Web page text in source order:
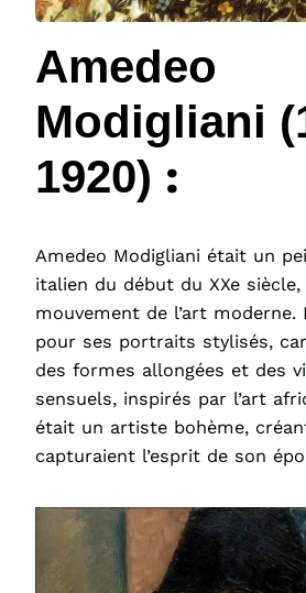
Amedeo
Modigliani
1920) :
Amedeo Modigliani était un
italien du début du XXe siècle,
mouvement de l’art
pour ses portraits stylisés,
des formes allongées et des
sensuels, inspirés par l’art
était un artiste bohème,
capturaient l’esprit de son